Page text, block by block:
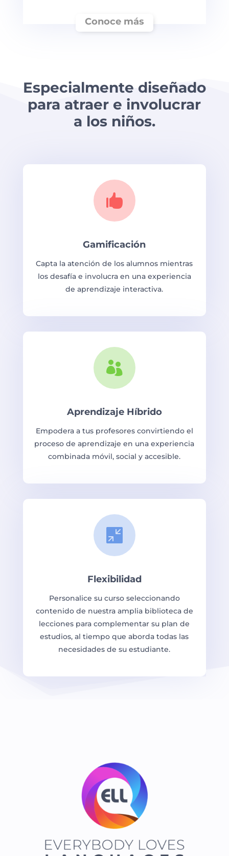
Conoce más
Especialmente diseñado
para atraer e involucrar
a los niños.

Gamificación
Capta la atención de los alumnos mientras
los desafía e involucra en una experiencia
de aprendizaje interactiva.

Aprendizaje Híbrido
Empodera a tus profesores convirtiendo el
proceso de aprendizaje en una experiencia
combinada móvil, social y accesible.

Flexibilidad
Personalice su curso seleccionando
contenido de nuestra amplia biblioteca de
lecciones para complementar su plan de
estudios, al tiempo que aborda todas las
necesidades de su estudiante.